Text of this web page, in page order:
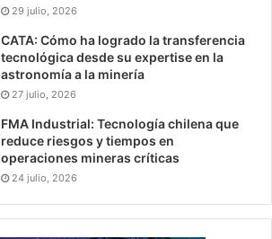
29 julio, 2026
CATA: Cómo ha logrado la transferencia
tecnológica desde su expertise en la
astronomía a la minería
27 julio, 2026
FMA Industrial: Tecnología chilena que
reduce riesgos y tiempos en
operaciones mineras críticas
24 julio, 2026